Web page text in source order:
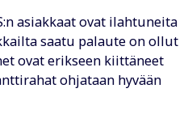
asiakkaat ovat ilahtuneita
saatu palaute on ollut
ovat erikseen kiittäneet
ohjataan hyvään